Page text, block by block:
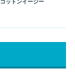
コットンイージー